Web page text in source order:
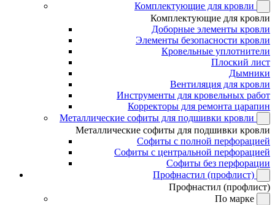
Комплектующие для кровли
Комплектующие для кровли
Доборные элементы кровли
Элементы безопасности кровли
Кровельные уплотнители
Плоский лист
Дымники
Вентиляция для кровли
Инструменты для кровельных работ
Корректоры для ремонта царапин
Металлические софиты для подшивки кровли
Металлические софиты для подшивки кровли
Софиты с полной перфорацией
Софиты с центральной перфорацией
Софиты без перфорации
Профнастил (профлист)
Профнастил (профлист)
По марке